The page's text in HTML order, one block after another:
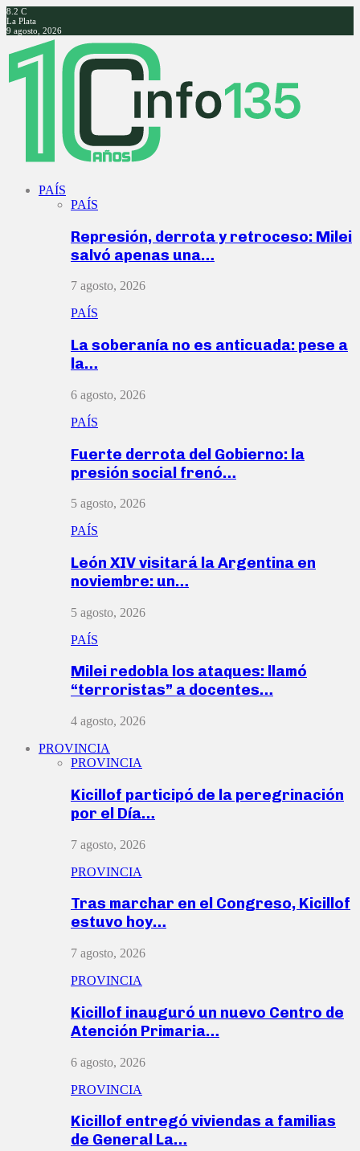
8.2 C
La Plata
9 agosto, 2026
Facebook
Twitter
Instagram
Youtube
PAÍS
PAÍS
Represión, derrota y retroceso: Milei
salvó apenas una…
7 agosto, 2026
PAÍS
La soberanía no es anticuada: pese a
la…
6 agosto, 2026
PAÍS
Fuerte derrota del Gobierno: la
presión social frenó…
5 agosto, 2026
PAÍS
León XIV visitará la Argentina en
noviembre: un…
5 agosto, 2026
PAÍS
Milei redobla los ataques: llamó
“terroristas” a docentes…
4 agosto, 2026
PROVINCIA
PROVINCIA
Kicillof participó de la peregrinación
por el Día…
7 agosto, 2026
PROVINCIA
Tras marchar en el Congreso, Kicillof
estuvo hoy…
7 agosto, 2026
PROVINCIA
Kicillof inauguró un nuevo Centro de
Atención Primaria…
6 agosto, 2026
PROVINCIA
Kicillof entregó viviendas a familias
de General La…